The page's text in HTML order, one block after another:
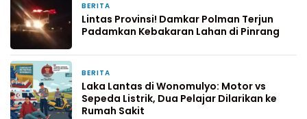
BERITA
Lintas Provinsi! Damkar Polman Terjun
Padamkan Kebakaran Lahan di Pinrang
BERITA
Laka Lantas di Wonomulyo: Motor vs
Sepeda Listrik, Dua Pelajar Dilarikan ke
Rumah Sakit